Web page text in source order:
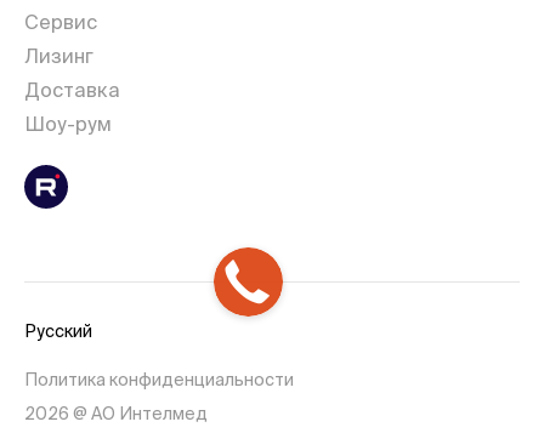
Сервис
Лизинг
Доставка
Шоу-рум
Русский
Политика конфиденциальности
2026 @ АО Интелмед